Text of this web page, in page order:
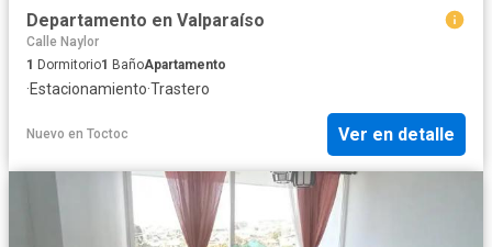
Departamento en Valparaíso
Calle Naylor
1 Dormitorio1 BañoApartamento
·Estacionamiento·Trastero
Nuevo en Toctoc Ver en detalle